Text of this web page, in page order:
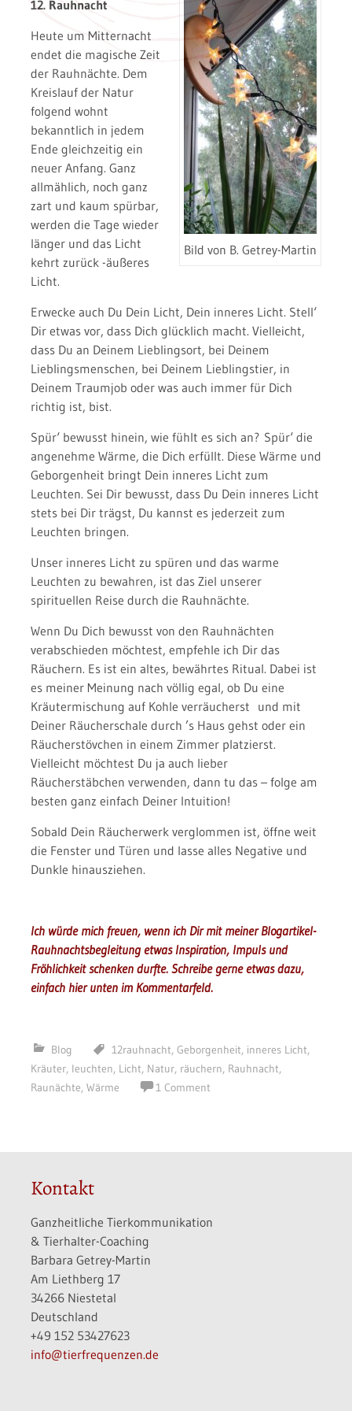
Bild von B. Getrey-Martin
12. Rauhnacht
Heute um Mitternacht
endet die magische Zeit
der Rauhnächte. Dem
Kreislauf der Natur
folgend wohnt
bekanntlich in jedem
Ende gleichzeitig ein
neuer Anfang. Ganz
allmählich, noch ganz
zart und kaum spürbar,
werden die Tage wieder
länger und das Licht
kehrt zurück -äußeres
Licht.
Erwecke auch Du Dein Licht, Dein inneres Licht. Stell‘
Dir etwas vor, dass Dich glücklich macht. Vielleicht,
dass Du an Deinem Lieblingsort, bei Deinem
Lieblingsmenschen, bei Deinem Lieblingstier, in
Deinem Traumjob oder was auch immer für Dich
richtig ist, bist.
Spür‘ bewusst hinein, wie fühlt es sich an? Spür‘ die
angenehme Wärme, die Dich erfüllt. Diese Wärme und
Geborgenheit bringt Dein inneres Licht zum
Leuchten. Sei Dir bewusst, dass Du Dein inneres Licht
stets bei Dir trägst, Du kannst es jederzeit zum
Leuchten bringen.
Unser inneres Licht zu spüren und das warme
Leuchten zu bewahren, ist das Ziel unserer
spirituellen Reise durch die Rauhnächte.
Wenn Du Dich bewusst von den Rauhnächten
verabschieden möchtest, empfehle ich Dir das
Räuchern. Es ist ein altes, bewährtes Ritual. Dabei ist
es meiner Meinung nach völlig egal, ob Du eine
Kräutermischung auf Kohle verräucherst und mit
Deiner Räucherschale durch ’s Haus gehst oder ein
Räucherstövchen in einem Zimmer platzierst.
Vielleicht möchtest Du ja auch lieber
Räucherstäbchen verwenden, dann tu das – folge am
besten ganz einfach Deiner Intuition!
Sobald Dein Räucherwerk verglommen ist, öffne weit
die Fenster und Türen und lasse alles Negative und
Dunkle hinausziehen.
Ich würde mich freuen, wenn ich Dir mit meiner Blogartikel-
Rauhnachtsbegleitung etwas Inspiration, Impuls und
Fröhlichkeit schenken durfte. Schreibe gerne etwas dazu,
einfach hier unten im Kommentarfeld.
Blog 12rauhnacht, Geborgenheit, inneres Licht,
Kräuter, leuchten, Licht, Natur, räuchern, Rauhnacht,
Raunächte, Wärme 1 Comment
Kontakt
Ganzheitliche Tierkommunikation
& Tierhalter-Coaching
Barbara Getrey-Martin
Am Liethberg 17
34266 Niestetal
Deutschland
+49 152 53427623
info@tierfrequenzen.de